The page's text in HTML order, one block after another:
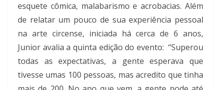
esquete cômica, malabarismo e acrobacias. Além
de relatar um pouco de sua experiência pessoal
na arte circense, iniciada há cerca de 6 anos,
Junior avalia a quinta edição do evento: “Superou
todas as expectativas, a gente esperava que
tivesse umas 100 pessoas, mas acredito que tinha